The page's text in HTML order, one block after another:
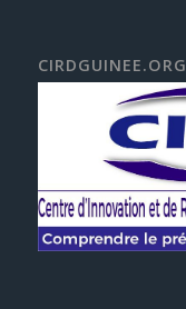
CIRDGUINEE.ORG